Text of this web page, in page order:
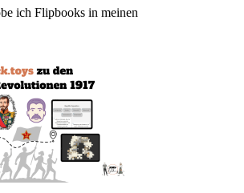
ich Flipbooks in meinen